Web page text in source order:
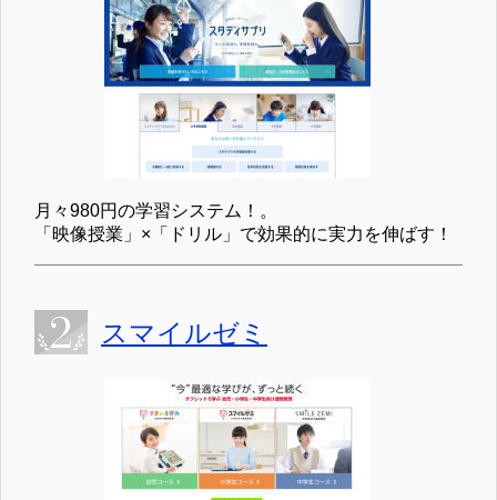
月々980円の学習システム！。
「映像授業」×「ドリル」で効果的に実力を伸ばす！
スマイルゼミ